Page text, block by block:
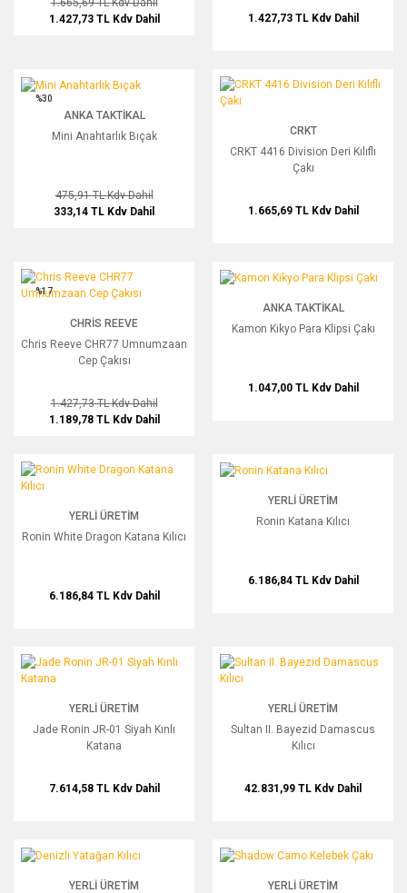
1.427,73 TL Kdv Dahil 1.427,73 TL Kdv Dahil
Mini Anahtarlık Bıçak
%30
ANKA TAKTIKAL
Mini Anahtarlık Bıçak
475,91 TLKdv Dahil
333,14 TL Kdv Dahil
CRKT 4416 Division Deri Kılıflı Çakı
CRKT
CRKT 4416 Division Deri Kılıflı
Çakı
1.665,69 TL Kdv Dahil
Chris Reeve CHR77 Umnumzaan Cep Çakısı
%17
CHRIS REEVE
Chris Reeve CHR77 Umnumzaan
Cep Çakısı
1.427,73 TLKdv Dahil
1.189,78 TL Kdv Dahil
Kamon Kikyo Para Klipsi Çakı
ANKA TAKTIKAL
Kamon Kikyo Para Klipsi Çakı
1.047,00 TL Kdv Dahil
Ronin White Dragon Katana Kılıcı
YERLI ÜRETIM
Ronin White Dragon Katana Kılıcı
6.186,84 TL Kdv Dahil
Ronin Katana Kılıcı
YERLI ÜRETIM
Ronin Katana Kılıcı
6.186,84 TL Kdv Dahil
Jade Ronin JR-01 Siyah Kınlı Katana
YERLI ÜRETIM
Jade Ronin JR-01 Siyah Kınlı
Katana
7.614,58 TL Kdv Dahil
Sultan II. Bayezid Damascus Kılıcı
YERLI ÜRETIM
Sultan II. Bayezid Damascus
Kılıcı
42.831,99 TL Kdv Dahil
Denizli Yatağan Kılıcı
YERLI ÜRETIM
Shadow Camo Kelebek Çakı
YERLI ÜRETIM